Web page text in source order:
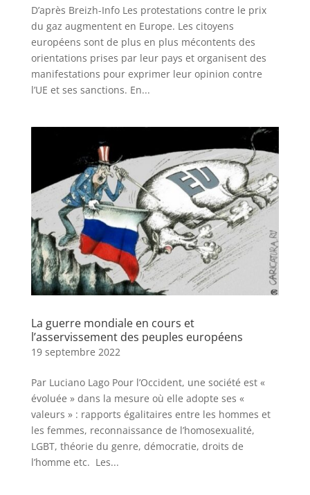
D’après Breizh-Info Les protestations contre le prix
du gaz augmentent en Europe. Les citoyens
européens sont de plus en plus mécontents des
orientations prises par leur pays et organisent des
manifestations pour exprimer leur opinion contre
l’UE et ses sanctions. En...
La guerre mondiale en cours et
l’asservissement des peuples européens
19 septembre 2022
Par Luciano Lago Pour l’Occident, une société est «
évoluée » dans la mesure où elle adopte ses «
valeurs » : rapports égalitaires entre les hommes et
les femmes, reconnaissance de l’homosexualité,
LGBT, théorie du genre, démocratie, droits de
l’homme etc. Les...